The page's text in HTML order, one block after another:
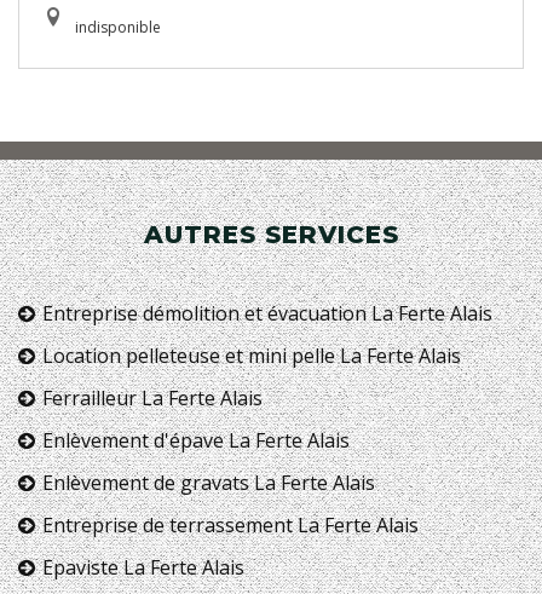
indisponible
AUTRES SERVICES
Entreprise démolition et évacuation La Ferte Alais
Location pelleteuse et mini pelle La Ferte Alais
Ferrailleur La Ferte Alais
Enlèvement d'épave La Ferte Alais
Enlèvement de gravats La Ferte Alais
Entreprise de terrassement La Ferte Alais
Epaviste La Ferte Alais